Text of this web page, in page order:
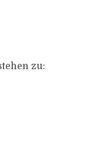
zu: